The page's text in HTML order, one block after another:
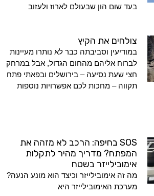
בעד שום הון שבעולם לארוז ולעזוב
צולחים את הקיץ
במודיעין וסביבתה כבר לא נותרו מעיינות
לברוח אליהם מהחום הגדול, אבל במרחק
חצי שעת נסיעה – בירושלים ובפאתי פתח
תקווה – מחכות לכם אפשרויות נוספות
SOS בחיפה: הרכב לא מזהה את
המפתח? מדריך מהיר לתקלות
אימובילייזר בשטח
מה זה אימובילייזר וכיצד הוא מונע הנעה?
מערכת האימובילייזר היא